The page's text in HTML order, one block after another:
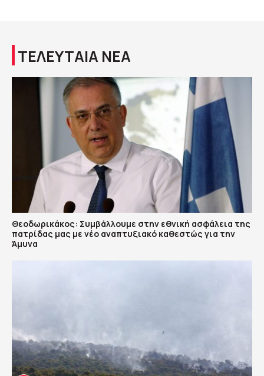
ΤΕΛΕΥΤΑΙΑ ΝΕΑ
Θεοδωρικάκος: Συμβάλλουμε στην εθνική ασφάλεια της
πατρίδας μας με νέο αναπτυξιακό καθεστώς για την
Άμυνα